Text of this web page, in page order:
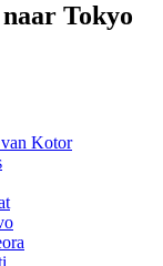
Tokyo
Kotor